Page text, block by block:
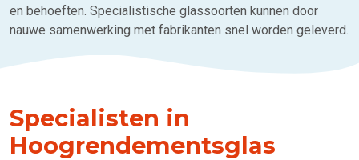
en behoeften. Specialistische glassoorten kunnen door
nauwe samenwerking met fabrikanten snel worden geleverd.
Specialisten in
Hoogrendementsglas